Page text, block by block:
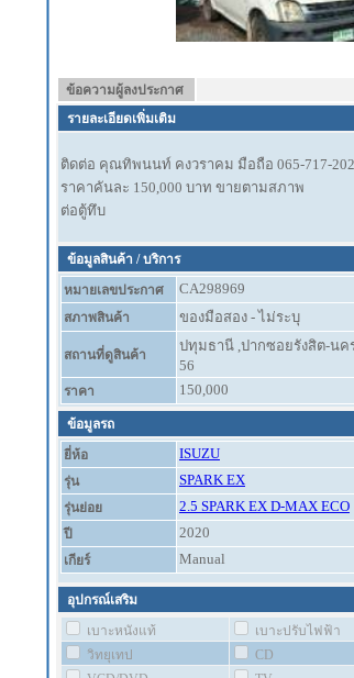
ข้อความผู้ลงประกาศ
รายละเอียดเพิ่มเติม
ติดต่อ คุณทิพนนท์ คงวราคม มือถือ 065-717-
ราคาคันละ 150,000 บาท ขายตามสภาพ
ต่อตู้ทึบ
ข้อมูลสินค้า / บริการ
หมายเลขประกาศ
CA298969
สภาพสินค้า ของมือสอง - ไม่ระบุ
สถานที่ดูสินค้า
ปทุมธานี ,ปากซอยรังสิต-นค
56
ราคา 150,000
ข้อมูลรถ
ยี่ห้อ
ISUZU
รุ่น SPARK EX
รุ่นย่อย 2.5 SPARK EX D-MAX ECO
ปี 2020
เกียร์ Manual
อุปกรณ์เสริม
เบาะหนังแท้
เบาะปรับไฟฟ้า
วิทยุเทป
CD